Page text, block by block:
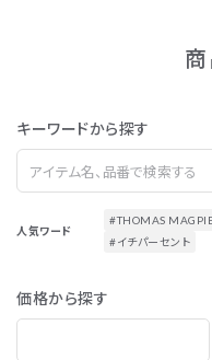
キーワードから探す
人気ワード
#THOMAS
#イチパーセント
価格から探す